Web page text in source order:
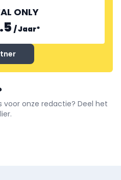
ONLY
/Jaar*
voor onze redactie? Deel het